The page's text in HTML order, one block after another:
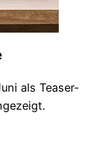
als Teaser-